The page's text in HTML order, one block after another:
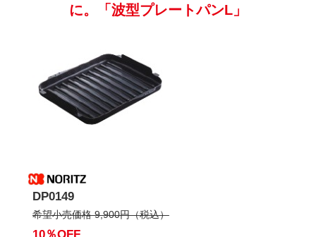
に。「波型プレートパンL」
DP0149
希望小売価格 9,900円（税込）